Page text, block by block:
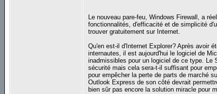
Le nouveau pare-feu, Windows Firewall, a
fonctionnalités, d'efficacité et de simplicité
trouver gratuitement sur Internet.
Qu'en est-il d'Internet Explorer? Après avoir
internautes, il est aujourd'hui le logiciel de
inadmissibles pour un logiciel de ce type. Le
sécurité mais cela sera-t-il suffisant pour
pour empêcher la perte de parts de marché
Outlook Express de son côté devrait
bien sûr pas encore la solution miracle pour